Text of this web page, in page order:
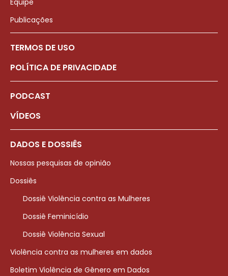
Equipe
Publicações
TERMOS DE USO
POLÍTICA DE PRIVACIDADE
PODCAST
VÍDEOS
DADOS E DOSSIÊS
Nossas pesquisas de opinião
Dossiês
Dossiê Violência contra as Mulheres
Dossiê Feminicídio
Dossiê Violência Sexual
Violência contra as mulheres em dados
Boletim Violência de Gênero em Dados